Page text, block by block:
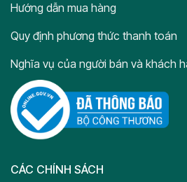
Hướng dẫn mua hàng
Quy định phương thức thanh toán
Nghĩa vụ của người bán và khách
CÁC CHÍNH SÁCH